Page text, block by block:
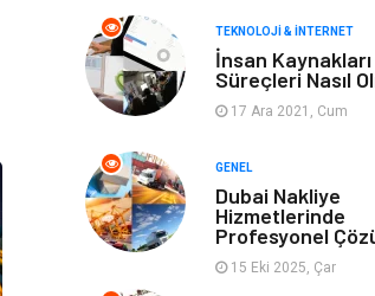
Finans& Ekonomi
Genel Kültür Emlak
Mobilya göz sağlığı
Astroloji Sigorta
TEKNOLOJI & İNTERNET
İnsan Kaynakları
Süreçleri Nasıl
17 Ara 2021, Cum
GENEL
Dubai Nakliye
Hizmetlerinde
Profesyonel
15 Eki 2025, Çar